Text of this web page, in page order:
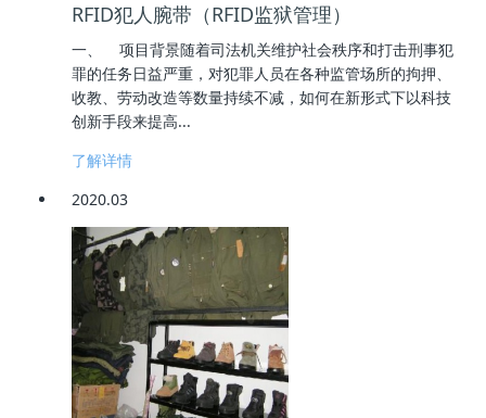
RFID犯人腕带（RFID监狱管理）
一、 项目背景随着司法机关维护社会秩序和打击刑事犯
罪的任务日益严重，对犯罪人员在各种监管场所的拘押、
收教、劳动改造等数量持续不减，如何在新形式下以科技
创新手段来提高...
了解详情
2020.03